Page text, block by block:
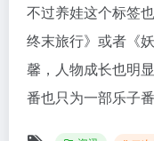
不过养娃这个标签
终末旅行》或者《
馨，人物成长也明
番也只为一部乐子